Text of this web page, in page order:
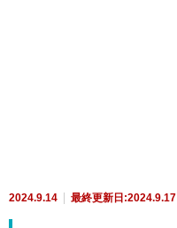
2024.9.14 最終更新日:2024.9.17